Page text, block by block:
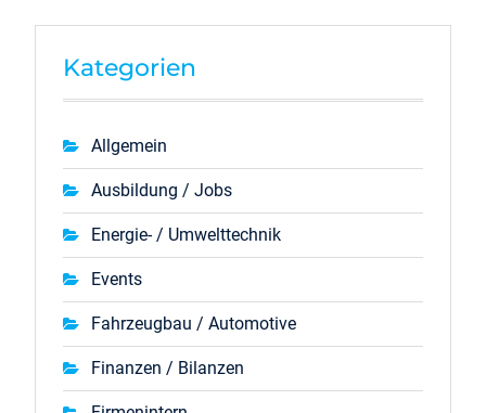
Kategorien
Allgemein
Ausbildung / Jobs
Energie- / Umwelttechnik
Events
Fahrzeugbau / Automotive
Finanzen / Bilanzen